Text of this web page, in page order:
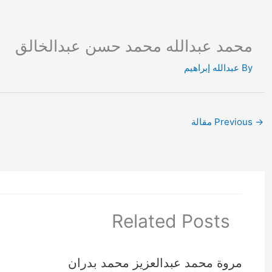
محمد عبدالله محمد حسن عبدالخالق
By عبدالله إبراهيم
→
Related Posts
مروة محمد عبدالعزيز محمد بدران